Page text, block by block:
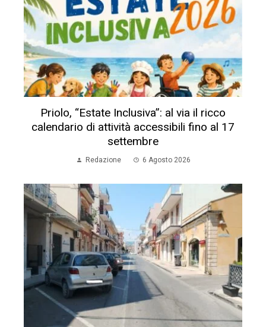
Priolo, “Estate Inclusiva”: al via il ricco
calendario di attività accessibili fino al 17
settembre
Redazione 6 Agosto 2026